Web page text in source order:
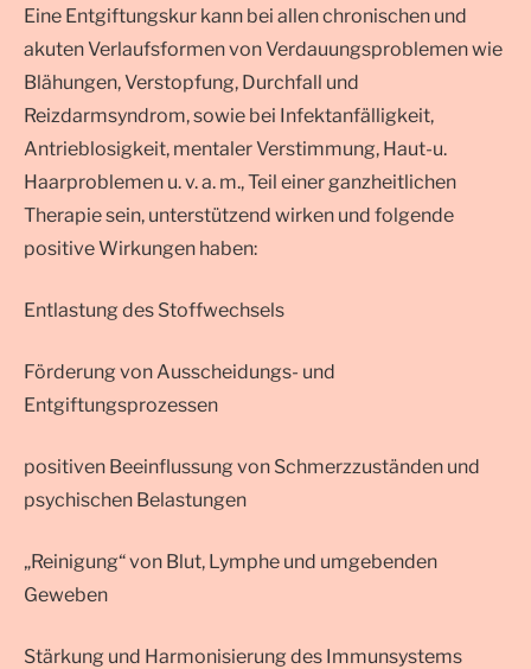
Eine Entgiftungskur kann bei allen chronischen und
akuten Verlaufsformen von Verdauungsproblemen wie
Blähungen, Verstopfung, Durchfall und
Reizdarmsyndrom, sowie bei Infektanfälligkeit,
Antrieblosigkeit, mentaler Verstimmung, Haut-u.
Haarproblemen u. v. a. m., Teil einer ganzheitlichen
Therapie sein, unterstützend wirken und folgende
positive Wirkungen haben:
Entlastung des Stoffwechsels
Förderung von Ausscheidungs- und
Entgiftungsprozessen
positiven Beeinflussung von Schmerzzuständen und
psychischen Belastungen
„Reinigung“ von Blut, Lymphe und umgebenden
Geweben
Stärkung und Harmonisierung des Immunsystems